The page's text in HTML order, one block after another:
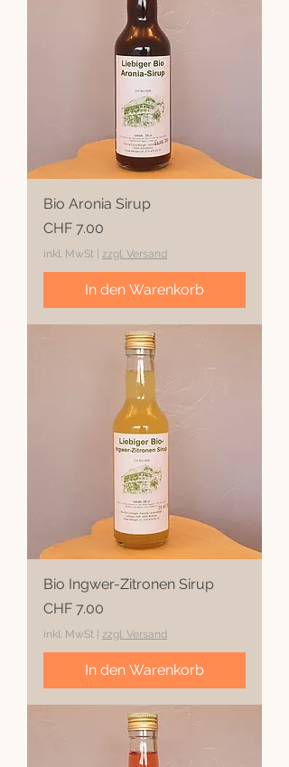
Bio Aronia Sirup
Preis
CHF 7.00
inkl. MwSt zzgl. Versand
In den Warenkorb
Bio Ingwer-Zitronen Sirup
Preis
CHF 7.00
inkl. MwSt zzgl. Versand
In den Warenkorb